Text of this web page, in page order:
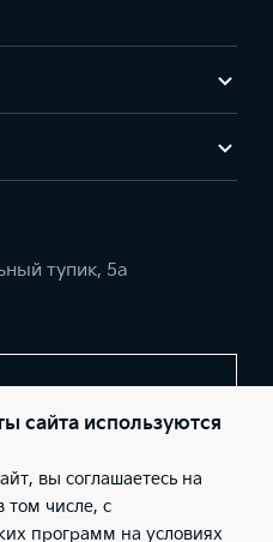
тупик, 5а
звонок
Филиал «Центр»
Магистральный тупик, 5а;
5047254063; ОГРН:
и СНГ» (Фактический адрес:
сайта используются
вы соглашаетесь на
том числе, с
программ на условиях